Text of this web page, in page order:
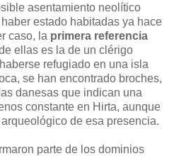
asentamiento neolítico
estado habitadas ya hace
caso, la primera referencia
ellas es la de un clérigo
refugiado en una isla
se han encontrado broches,
danesas que indican una
constante en Hirta, aunque
de esa presencia.
parte de los dominios